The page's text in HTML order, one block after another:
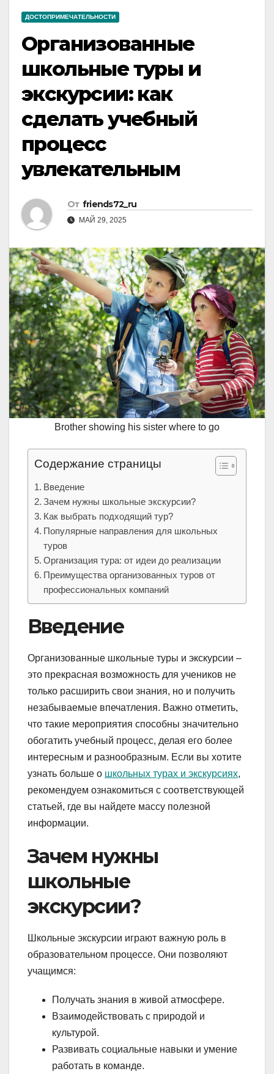
ДОСТОПРИМЕЧАТЕЛЬНОСТИ
Организованные
школьные туры и
экскурсии: как
сделать учебный
процесс
увлекательным
От friends72_ru
МАЙ 29, 2025
Brother showing his sister where to go
Содержание страницы
Введение
Зачем нужны школьные экскурсии?
Как выбрать подходящий тур?
Популярные направления для школьных
туров
Организация тура: от идеи до реализации
Преимущества организованных туров от
профессиональных компаний
Введение
Организованные школьные туры и экскурсии –
это прекрасная возможность для учеников не
только расширить свои знания, но и получить
незабываемые впечатления. Важно отметить,
что такие мероприятия способны значительно
обогатить учебный процесс, делая его более
интересным и разнообразным. Если вы хотите
узнать больше о школьных турах и экскурсиях,
рекомендуем ознакомиться с соответствующей
статьей, где вы найдете массу полезной
информации.
Зачем нужны
школьные
экскурсии?
Школьные экскурсии играют важную роль в
образовательном процессе. Они позволяют
учащимся:
Получать знания в живой атмосфере.
Взаимодействовать с природой и
культурой.
Развивать социальные навыки и умение
работать в команде.